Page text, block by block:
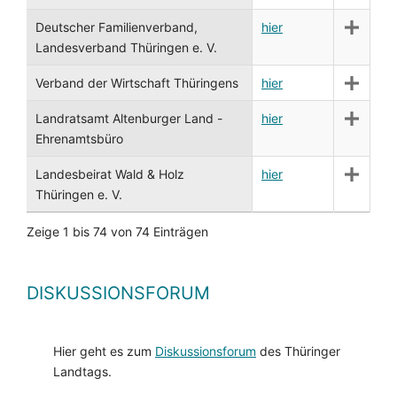
Deutscher Familienverband,
Landesverband Thüringen e. V.
hier
Verband der Wirtschaft Thüringens hier
Landratsamt Altenburger Land -
Ehrenamtsbüro
hier
Landesbeirat Wald & Holz
Thüringen e. V.
hier
Zeige 1 bis 74 von 74 Einträgen
DISKUSSIONSFORUM
Hier geht es zum Diskussionsforum des Thüringer
Landtags.